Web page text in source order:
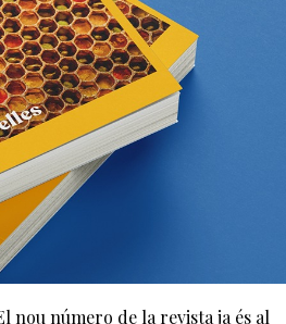
nou número de la revista ja és al